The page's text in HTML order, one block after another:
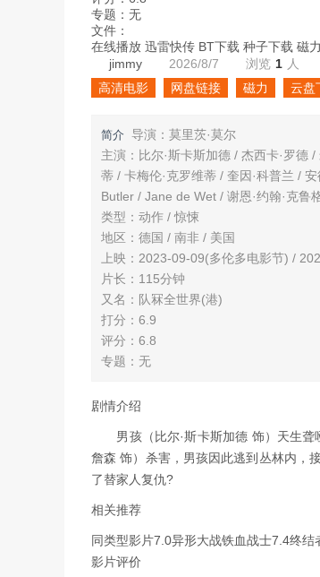
专题：无
文件：
在线播放 迅雷快传 BT下载 种子下载 磁
jimmy
2026/8/7 浏览 1 人
高清电影
网盘链接 磁力 云盘
简介 导演：莫里茨·莫尔
主演：比尔·斯卡斯加德 / 杰西卡·罗德
蒂 / 卡梅伦·克罗维蒂 / 奎因·科普兰 /
Butler / Jane de Wet / 谢恩·约翰·克鲁
类型：动作 / 惊悚
地区：德国 / 南非 / 美国
上映：2023-09-09(多伦多电影节) /
片长：115分钟
又名：队冧全世界(港)
打分：6.9
评分：6.8
专题：无
剧情介绍
男孩（比尔·斯卡斯加德 饰）天生聋
詹森 饰）杀害，男孩因此逃到丛林内，
了替家人复仇?
相关推荐
同类型影片7.0异形大战铁血战士7.4终
影片评价